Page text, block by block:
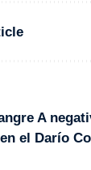
A
el Darío